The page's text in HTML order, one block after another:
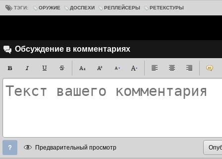
ТЭГИ: ОРУЖИЕ ДОСПЕХИ РЕПЛЕЙСЕРЫ РЕТЕКСТУРЫ
Обсуждение в комментариях
Предварительный просмотр